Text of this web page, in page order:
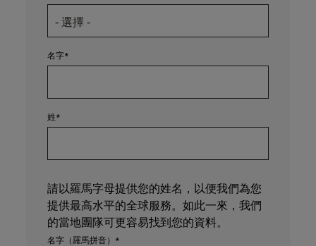
名字
姓
請以羅馬字母提供您的姓名，以便我們為您
提供最高水平的全球服務。如此一來，我們
的當地團隊可更容易找到您的資料。
名字（羅馬拼音）